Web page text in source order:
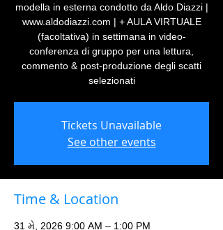
modella in esterna condotto da Aldo Diazzi |
www.aldodiazzi.com | + AULA VIRTUALE
(facoltativa) in settimana in video-
conferenza di gruppo per una lettura,
commento & post-produzione degli scatti
selezionati
Tickets Unavailable
See other events
Time & Location
31 મે, 2026 9:00 AM – 1:00 PM